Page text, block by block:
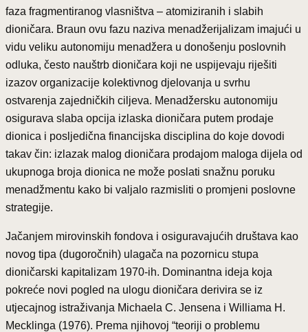
faza fragmentiranog vlasništva – atomiziranih i slabih
dioničara. Braun ovu fazu naziva menadžerijalizam imajući u
vidu veliku autonomiju menadžera u donošenju poslovnih
odluka, često nauštrb dioničara koji ne uspijevaju riješiti
izazov organizacije kolektivnog djelovanja u svrhu
ostvarenja zajedničkih ciljeva. Menadžersku autonomiju
osigurava slaba opcija izlaska dioničara putem prodaje
dionica i posljedična financijska disciplina do koje dovodi
takav čin: izlazak malog dioničara prodajom maloga dijela od
ukupnoga broja dionica ne može poslati snažnu poruku
menadžmentu kako bi valjalo razmisliti o promjeni poslovne
strategije.
Jačanjem mirovinskih fondova i osiguravajućih društava kao
novog tipa (dugoročnih) ulagača na pozornicu stupa
dioničarski kapitalizam 1970-ih. Dominantna ideja koja
pokreće novi pogled na ulogu dioničara derivira se iz
utjecajnog istraživanja Michaela C. Jensena i Williama H.
Mecklinga (1976). Prema njihovoj “teoriji o problemu